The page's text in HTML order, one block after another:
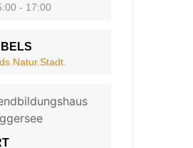
- 17:00